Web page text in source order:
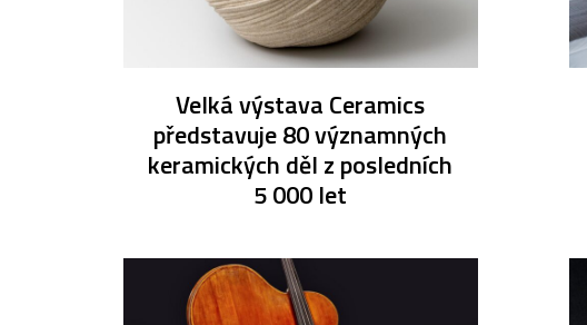
Velká výstava Ceramics
představuje 80 významných
keramických děl z posledních
5 000 let